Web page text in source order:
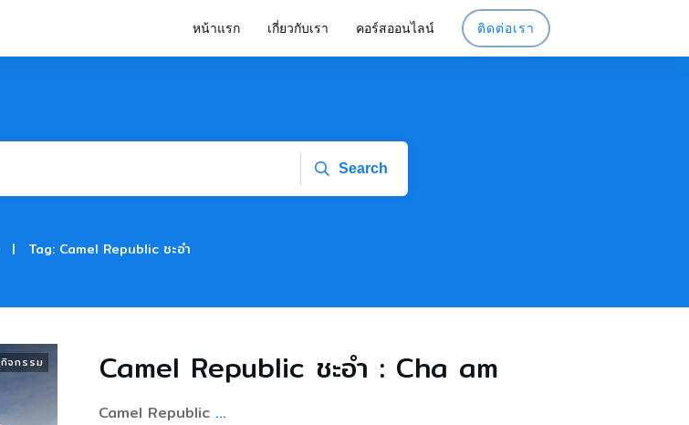
หน้าแรก เกี่ยวกับเรา คอร์สออนไลน์ ติดต่อเรา
Search
| Tag: Camel Republic ชะอํา
กิจกรรม Camel Republic ชะอํา : Cha am
Camel Republic ...